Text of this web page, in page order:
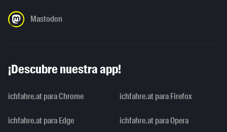
Mastodon
¡Descubre nuestra app!
ichfahre.at para Chrome ichfahre.at para Firefox
ichfahre.at para Edge ichfahre.at para Opera